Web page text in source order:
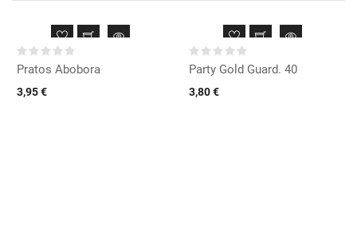
Pratos Abobora
3,95 €
Party Gold Guard. 40
3,80 €